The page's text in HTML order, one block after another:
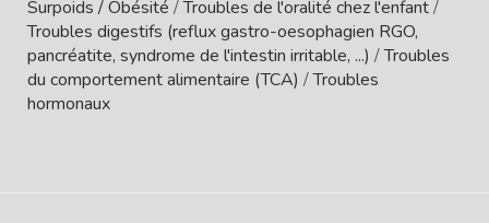
Surpoids / Obésité /Troubles de l'oralité chez l'enfant/
Troubles digestifs (reflux gastro-oesophagien RGO,
pancréatite, syndrome de l'intestin irritable, ...) /Troubles
du comportement alimentaire (TCA) /Troubles
hormonaux